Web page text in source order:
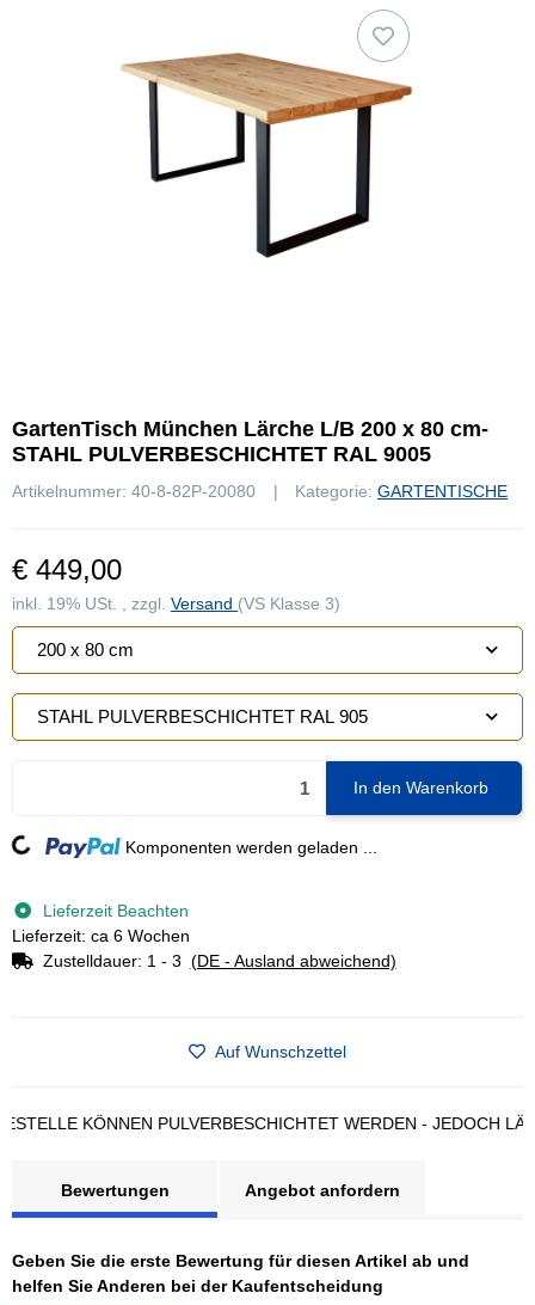
GartenTisch München Lärche L/B 200 x 80 cm-
STAHL PULVERBESCHICHTET RAL 9005
Artikelnummer: 40-8-82P-20080 Kategorie: GARTENTISCHE
€ 449,00
inkl. 19% USt. , zzgl. Versand (VS Klasse 3)
200 x 80 cm
STAHL PULVERBESCHICHTET RAL 905
In den Warenkorb
Loading... Komponenten werden geladen ...
Lieferzeit Beachten
Lieferzeit: ca 6 Wochen
Zustelldauer: 1 - 3 (DE - Ausland abweichend)
Auf Wunschzettel
KÖNNEN PULVERBESCHICHTET WERDEN - JEDOCH
Bewertungen Angebot anfordern
Geben Sie die erste Bewertung für diesen Artikel ab und
helfen Sie Anderen bei der Kaufentscheidung